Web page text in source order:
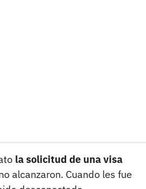
la solicitud de una visa
alcanzaron. Cuando les fue